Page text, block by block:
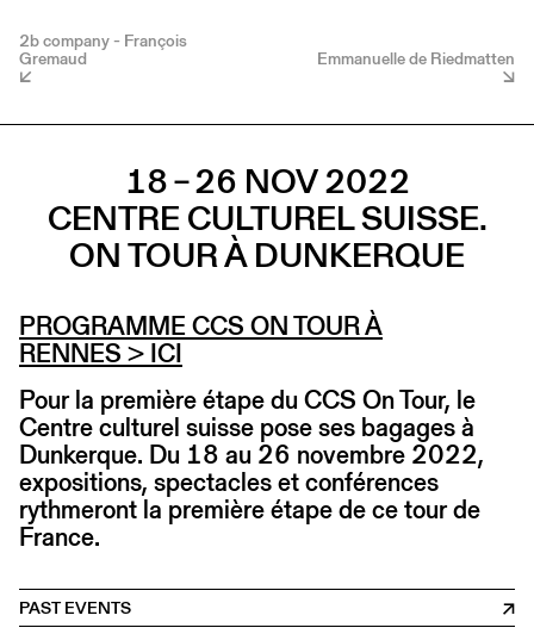
2b company - François
Gremaud Emmanuelle de Riedmatten
18 – 26 NOV 2022
CENTRE CULTUREL SUISSE.
ON TOUR À DUNKERQUE
PROGRAMME CCS ON TOUR À
RENNES > ICI
Pour la première étape du CCS On Tour, le
Centre culturel suisse pose ses bagages à
Dunkerque. Du 18 au 26 novembre 2022,
expositions, spectacles et conférences
rythmeront la première étape de ce tour de
France.
PAST EVENTS